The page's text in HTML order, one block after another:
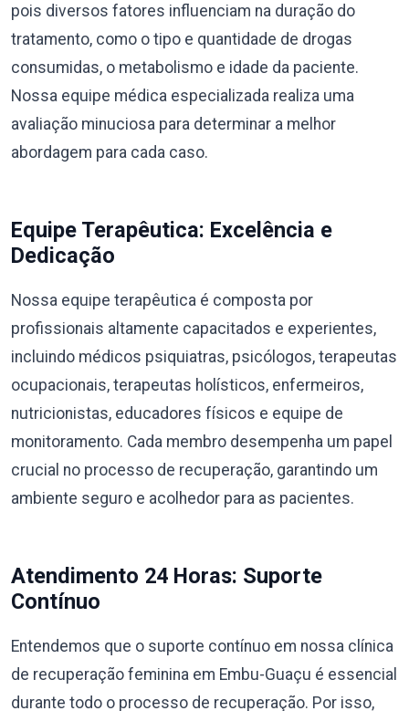
pois diversos fatores influenciam na duração do
tratamento, como o tipo e quantidade de drogas
consumidas, o metabolismo e idade da paciente.
Nossa equipe médica especializada realiza uma
avaliação minuciosa para determinar a melhor
abordagem para cada caso.
Equipe Terapêutica: Excelência e
Dedicação
Nossa equipe terapêutica é composta por
profissionais altamente capacitados e experientes,
incluindo médicos psiquiatras, psicólogos, terapeutas
ocupacionais, terapeutas holísticos, enfermeiros,
nutricionistas, educadores físicos e equipe de
monitoramento. Cada membro desempenha um papel
crucial no processo de recuperação, garantindo um
ambiente seguro e acolhedor para as pacientes.
Atendimento 24 Horas: Suporte
Contínuo
Entendemos que o suporte contínuo em nossa clínica
de recuperação feminina em Embu-Guaçu é essencial
durante todo o processo de recuperação. Por isso,